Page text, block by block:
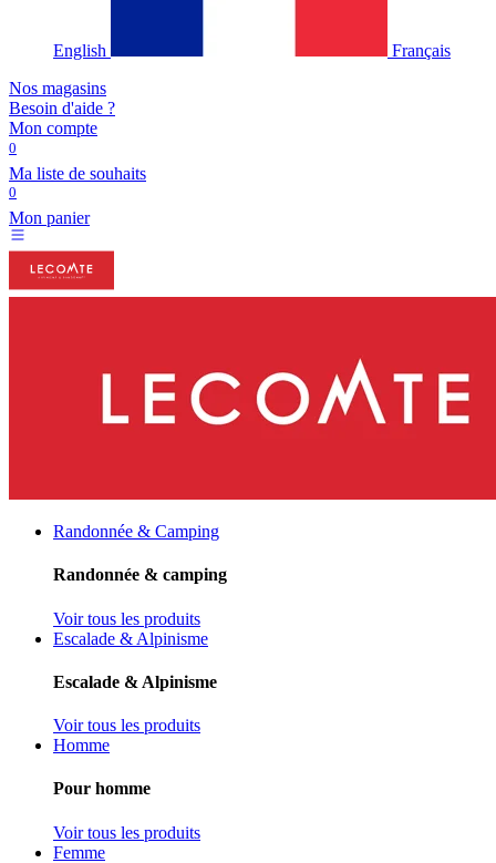
English
Français
Nos magasins
Besoin d'aide ?
Mon compte
0
Ma liste de souhaits
0
Mon panier
Randonnée & Camping
Randonnée & camping
Voir tous les produits
Escalade & Alpinisme
Escalade & Alpinisme
Voir tous les produits
Homme
Pour homme
Voir tous les produits
Femme